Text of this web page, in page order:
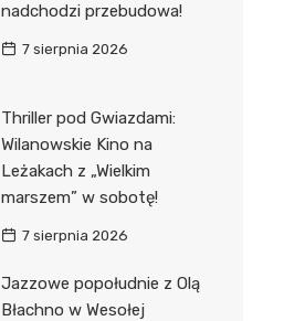
nadchodzi przebudowa!
7 sierpnia 2026
Thriller pod Gwiazdami:
Wilanowskie Kino na
Leżakach z „Wielkim
marszem” w sobotę!
7 sierpnia 2026
Jazzowe popołudnie z Olą
Błachno w Wesołej